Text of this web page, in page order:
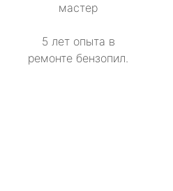
мастер
5 лет опыта в
ремонте бензопил.